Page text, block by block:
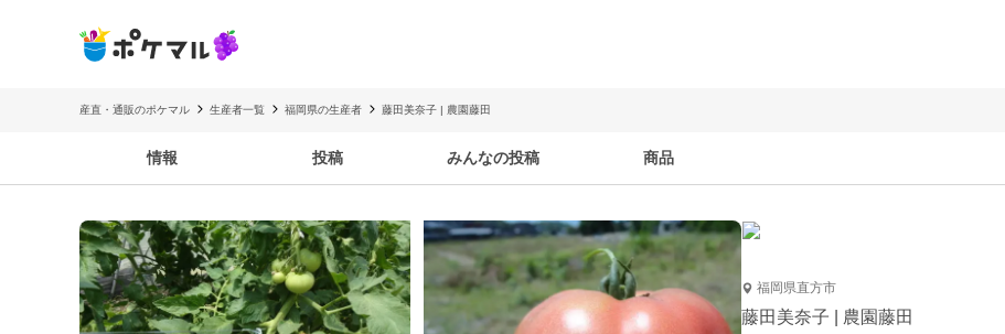
産直・通販のポケマル 生産者一覧 福岡県の生産者 藤田美奈子 | 農園藤田
情報 投稿 みんなの投稿 商品
福岡県直方市
藤田美奈子 | 農園藤田